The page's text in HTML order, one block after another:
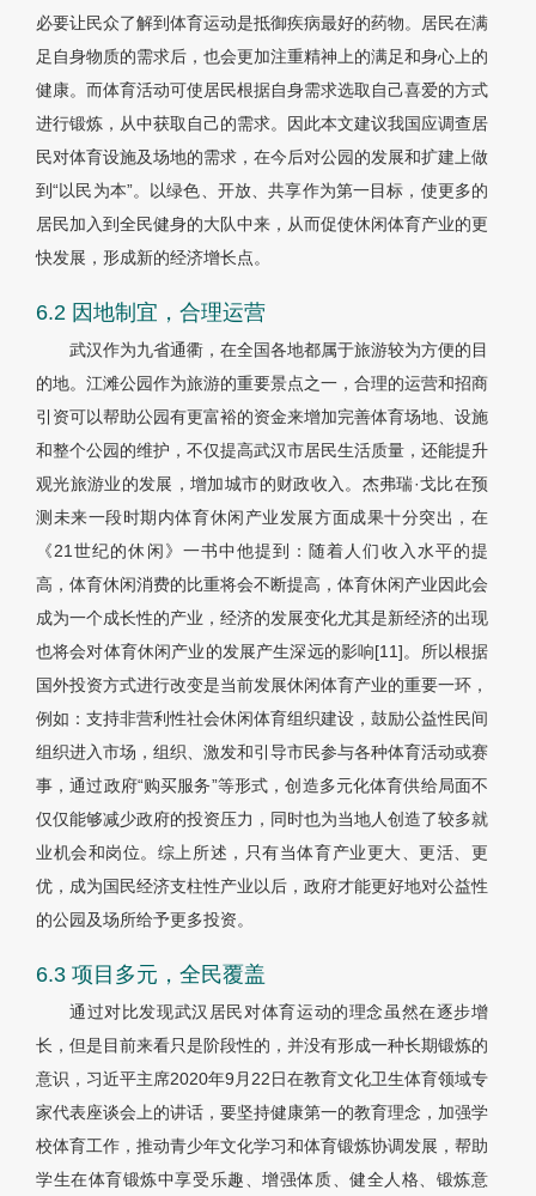
必要让民众了解到体育运动是抵御疾病最好的药物。居民在满
足自身物质的需求后，也会更加注重精神上的满足和身心上的
健康。而体育活动可使居民根据自身需求选取自己喜爱的方式
进行锻炼，从中获取自己的需求。因此本文建议我国应调查居
民对体育设施及场地的需求，在今后对公园的发展和扩建上做
到“以民为本”。以绿色、开放、共享作为第一目标，使更多的
居民加入到全民健身的大队中来，从而促使休闲体育产业的更
快发展，形成新的经济增长点。
6.2 因地制宜，合理运营
武汉作为九省通衢，在全国各地都属于旅游较为方便的目
的地。江滩公园作为旅游的重要景点之一，合理的运营和招商
引资可以帮助公园有更富裕的资金来增加完善体育场地、设施
和整个公园的维护，不仅提高武汉市居民生活质量，还能提升
观光旅游业的发展，增加城市的财政收入。杰弗瑞·戈比在预
测未来一段时期内体育休闲产业发展方面成果十分突出，在
《21世纪的休闲》一书中他提到：随着人们收入水平的提
高，体育休闲消费的比重将会不断提高，体育休闲产业因此会
成为一个成长性的产业，经济的发展变化尤其是新经济的出现
也将会对体育休闲产业的发展产生深远的影响[11]。所以根据
国外投资方式进行改变是当前发展休闲体育产业的重要一环，
例如：支持非营利性社会休闲体育组织建设，鼓励公益性民间
组织进入市场，组织、激发和引导市民参与各种体育活动或赛
事，通过政府“购买服务”等形式，创造多元化体育供给局面不
仅仅能够减少政府的投资压力，同时也为当地人创造了较多就
业机会和岗位。综上所述，只有当体育产业更大、更活、更
优，成为国民经济支柱性产业以后，政府才能更好地对公益性
的公园及场所给予更多投资。
6.3 项目多元，全民覆盖
通过对比发现武汉居民对体育运动的理念虽然在逐步增
长，但是目前来看只是阶段性的，并没有形成一种长期锻炼的
意识，习近平主席2020年9月22日在教育文化卫生体育领域专
家代表座谈会上的讲话，要坚持健康第一的教育理念，加强学
校体育工作，推动青少年文化学习和体育锻炼协调发展，帮助
学生在体育锻炼中享受乐趣、增强体质、健全人格、锻炼意